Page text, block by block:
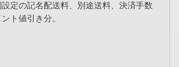
定の記名配送料、別途送料、決済手数
ト値引き分。